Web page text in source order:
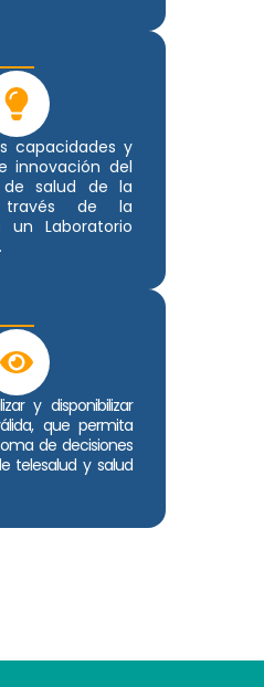
capacidades y
innovación del
de salud de la
de la
un Laboratorio
y disponibilizar
que permita
de decisiones
telesalud y salud